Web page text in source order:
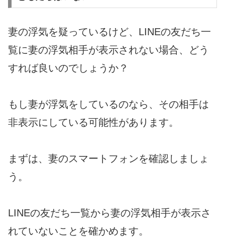
妻の浮気を疑っているけど、LINEの友だち一
覧に妻の浮気相手が表示されない場合、どう
すれば良いのでしょうか？
もし妻が浮気をしているのなら、その相手は
非表示にしている可能性があります。
まずは、妻のスマートフォンを確認しましょ
う。
LINEの友だち一覧から妻の浮気相手が表示さ
れていないことを確かめます。